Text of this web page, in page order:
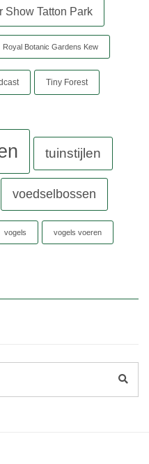
Show Tatton Park
Royal Botanic Gardens Kew
Tiny Forest
tuinstijlen
voedselbossen
vogels vogels voeren